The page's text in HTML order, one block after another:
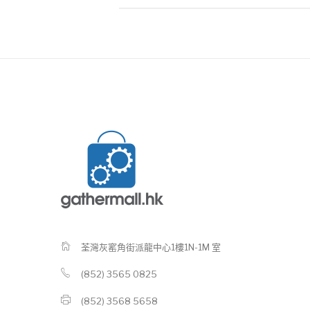
荃灣灰窰角街派龍中心1樓1N-1M 室
(852) 3565 0825
(852) 3568 5658